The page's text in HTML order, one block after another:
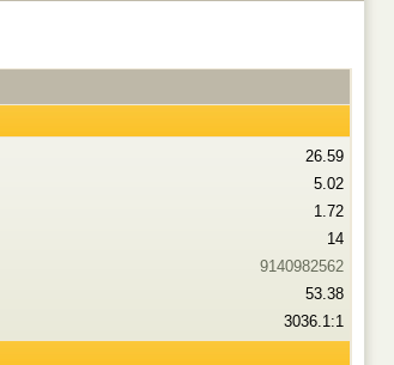
26.59
5.02
1.72
14
9140982562
53.38
3036.1:1